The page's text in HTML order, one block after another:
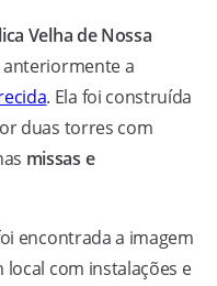
Velha de Nossa
anteriormente a
. Ela foi construída
duas torres com
missas e
encontrada a imagem
local com instalações e